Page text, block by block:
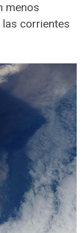
menos
las corrientes